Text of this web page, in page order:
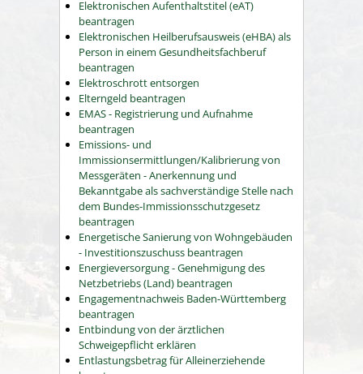
Elektronischen Aufenthaltstitel (eAT)
beantragen
Elektronischen Heilberufsausweis (eHBA) als
Person in einem Gesundheitsfachberuf
beantragen
Elektroschrott entsorgen
Elterngeld beantragen
EMAS - Registrierung und Aufnahme
beantragen
Emissions- und
Immissionsermittlungen/Kalibrierung von
Messgeräten - Anerkennung und
Bekanntgabe als sachverständige Stelle nach
dem Bundes-Immissionsschutzgesetz
beantragen
Energetische Sanierung von Wohngebäuden
- Investitionszuschuss beantragen
Energieversorgung - Genehmigung des
Netzbetriebs (Land) beantragen
Engagementnachweis Baden-Württemberg
beantragen
Entbindung von der ärztlichen
Schweigepflicht erklären
Entlastungsbetrag für Alleinerziehende